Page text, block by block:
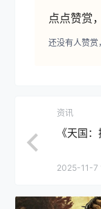
点点赞赏
还没有人赞赏
资讯
《天国
2025-11-7